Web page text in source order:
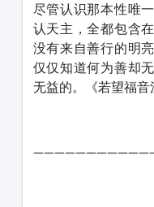
尽管认识那本性唯
认天主，全都包含
没有来自善行的明
仅仅知道何为善却
无益的。《若望福音